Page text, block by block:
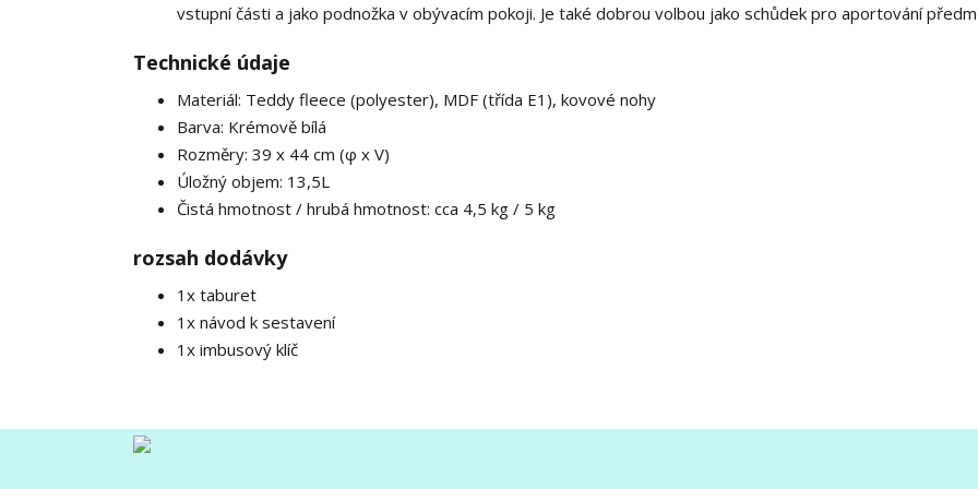
vstupní části a jako podnožka v obývacím pokoji. Je také dobrou volbou jako schůdek pro aportování
Technické údaje
Materiál: Teddy fleece (polyester), MDF (třída E1), kovové nohy
Barva: Krémově bílá
Rozměry: 39 x 44 cm (φ x V)
Úložný objem: 13,5L
Čistá hmotnost / hrubá hmotnost: cca 4,5 kg / 5 kg
rozsah dodávky
1x taburet
1x návod k sestavení
1x imbusový klíč